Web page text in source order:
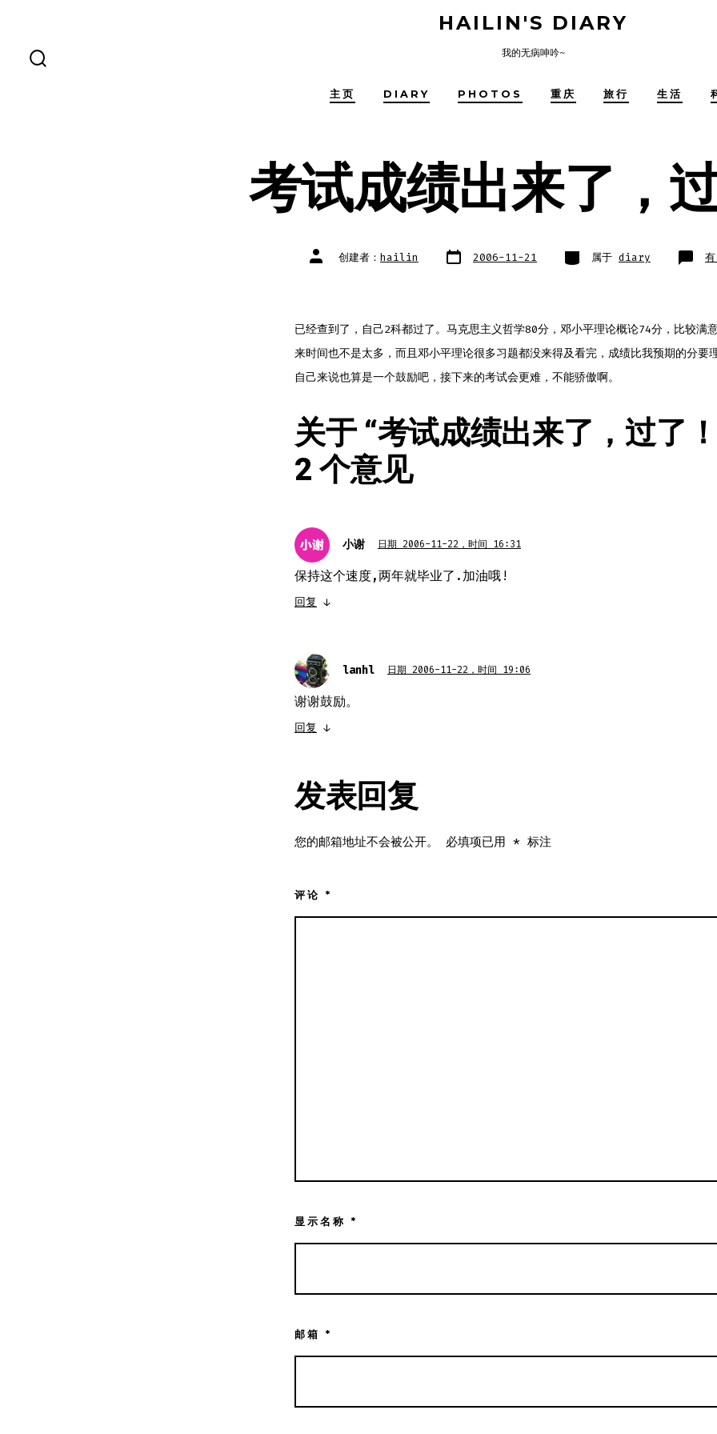
HAILIN'S DIARY
我的无病呻吟~
主页 DIARY PHOTOS 重庆 旅行 生活
考试成绩出来了，
文
章 创建者： hailin 文
章 2006-11-21 类
别 属于 diary 考
试
过
了
已经查到了，自己2科都过了。马克思主义哲学80分，邓小平理论概论74分，比较满
来时间也不是太多，而且邓小平理论很多习题都没来得及看完，成绩比我预期的分要
自己来说也算是一个鼓励吧，接下来的考试会更难，不能骄傲啊。
关于 “考试成绩出来了，过了！
2 个意见
小谢 日期 2006-11-22，时间 16:31
保持这个速度,两年就毕业了.加油哦!
回复 ↓
lanhl 日期 2006-11-22，时间 19:06
谢谢鼓励。
回复 ↓
发表回复
您的邮箱地址不会被公开。 必填项已用 * 标注
评论 *
显示名称 *
邮箱 *